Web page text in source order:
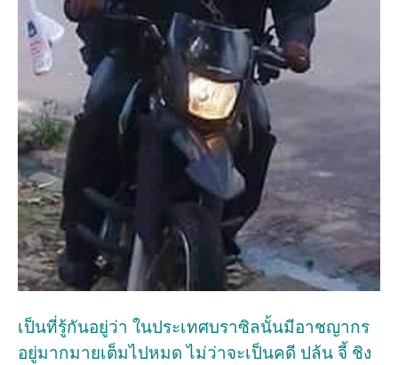
เป็นที่รู้กันอยู่ว่า ในประเทศบราซิลนั้นมีอาชญากร
อยู่มากมายเต็มไปหมด ไม่ว่าจะเป็นคดี ปล้น จี้ ชิง